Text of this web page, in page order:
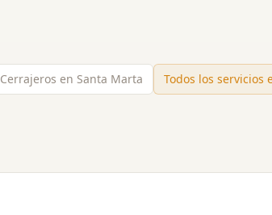
Cerrajeros en Santa Marta Todos los servicios